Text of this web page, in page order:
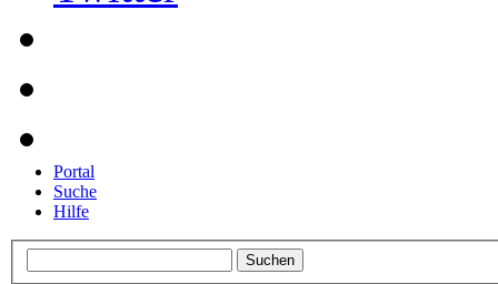
Portal
Suche
Hilfe